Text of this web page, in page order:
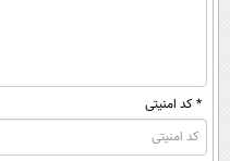
* کد امنیتی